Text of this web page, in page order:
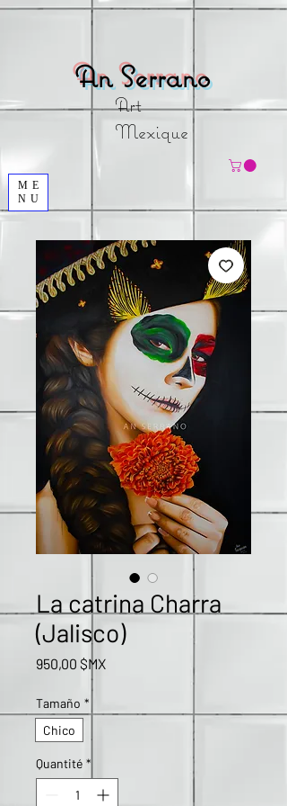
ME
NU
Art
Mexique
AnSerrano
La catrina Charra
(Jalisco)
950,00 $MXPrix
Tamaño *
Chico
Quantité *